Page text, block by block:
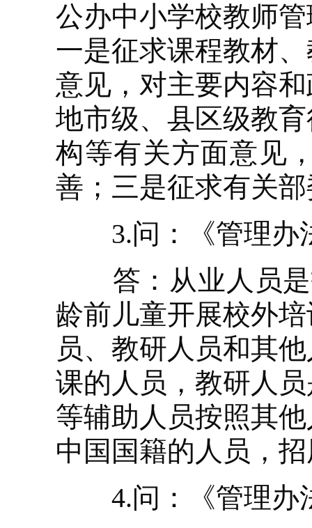
公办中小学校教师
一是征求课程教材
意见，对主要内容
地市级、县区级教
构等有关方面意见
善；三是征求有关
3.问：《管理办
答：从业人员是
龄前儿童开展校外
员、教研人员和其
课的人员，教研人
等辅助人员按照其
中国国籍的人员，
4.问：《管理办